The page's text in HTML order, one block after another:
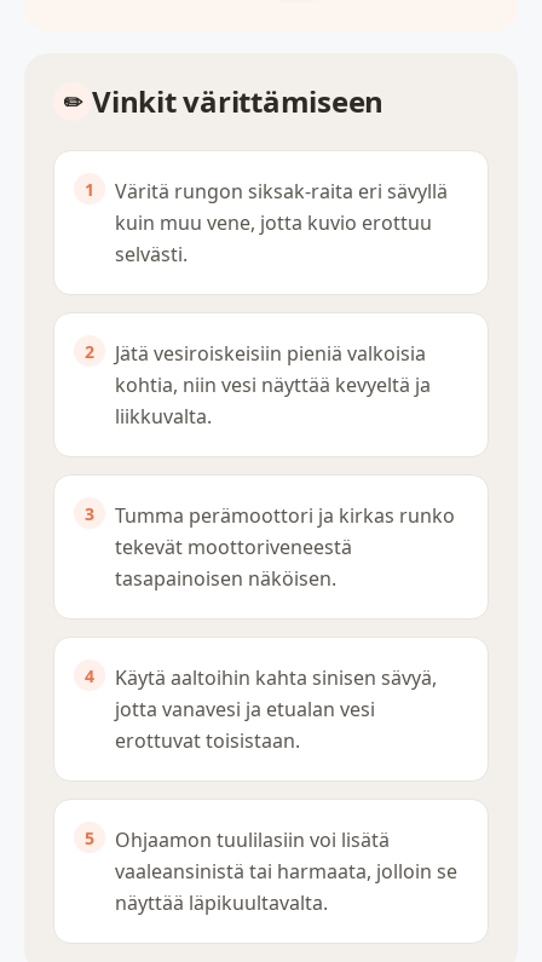
Vinkit värittämiseen
Väritä rungon siksak-raita eri sävyllä
kuin muu vene, jotta kuvio erottuu
selvästi.
Jätä vesiroiskeisiin pieniä valkoisia
kohtia, niin vesi näyttää kevyeltä ja
liikkuvalta.
Tumma perämoottori ja kirkas runko
tekevät moottoriveneestä
tasapainoisen näköisen.
Käytä aaltoihin kahta sinisen sävyä,
jotta vanavesi ja etualan vesi
erottuvat toisistaan.
Ohjaamon tuulilasiin voi lisätä
vaaleansinistä tai harmaata, jolloin se
näyttää läpikuultavalta.